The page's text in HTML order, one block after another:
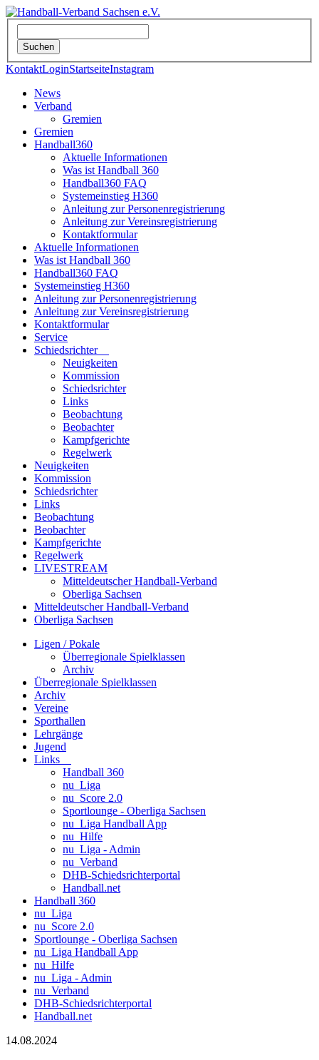
KontaktLoginStartseiteInstagram
News
Verband
Gremien
Gremien
Handball360
Aktuelle Informationen
Was ist Handball 360
Handball360 FAQ
Systemeinstieg H360
Anleitung zur Personenregistrierung
Anleitung zur Vereinsregistrierung
Kontaktformular
Aktuelle Informationen
Was ist Handball 360
Handball360 FAQ
Systemeinstieg H360
Anleitung zur Personenregistrierung
Anleitung zur Vereinsregistrierung
Kontaktformular
Service
Schiedsrichter
Neuigkeiten
Kommission
Schiedsrichter
Links
Beobachtung
Beobachter
Kampfgerichte
Regelwerk
Neuigkeiten
Kommission
Schiedsrichter
Links
Beobachtung
Beobachter
Kampfgerichte
Regelwerk
LIVESTREAM
Mitteldeutscher Handball-Verband
Oberliga Sachsen
Mitteldeutscher Handball-Verband
Oberliga Sachsen
Ligen / Pokale
Überregionale Spielklassen
Archiv
Überregionale Spielklassen
Archiv
Vereine
Sporthallen
Lehrgänge
Jugend
Links
Handball 360
nu_Liga
nu_Score 2.0
Sportlounge - Oberliga Sachsen
nu_Liga Handball App
nu_Hilfe
nu_Liga - Admin
nu_Verband
DHB-Schiedsrichterportal
Handball.net
Handball 360
nu_Liga
nu_Score 2.0
Sportlounge - Oberliga Sachsen
nu_Liga Handball App
nu_Hilfe
nu_Liga - Admin
nu_Verband
DHB-Schiedsrichterportal
Handball.net
14.08.2024